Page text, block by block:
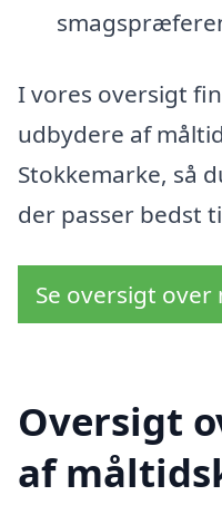
I vores oversigt
udbydere af
Stokkemarke, så
der passer bedst
Se oversigt over
Oversigt
af